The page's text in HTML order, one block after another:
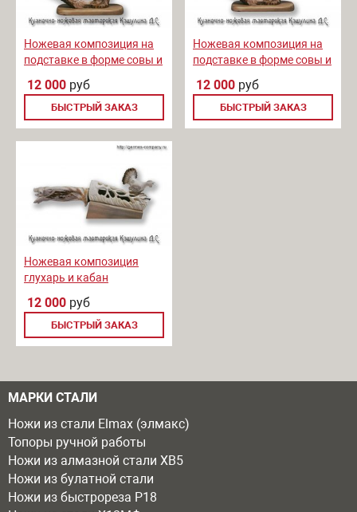
МАРКИ СТАЛИ
Ножи из стали Elmax (элмакс)
Топоры ручной работы
Ножи из алмазной стали ХВ5
Ножи из булатной стали
Ножи из быстрореза Р18
Ножевая композиция на
подставке в форме совы и
ручкой в форме медведя
12 000 руб
БЫСТРЫЙ ЗАКАЗ
Ножевая композиция на
подставке в форме совы и
ручкой в форме кабана
12 000 руб
БЫСТРЫЙ ЗАКАЗ
Ножевая композиция
глухарь и кабан
12 000 руб
БЫСТРЫЙ ЗАКАЗ